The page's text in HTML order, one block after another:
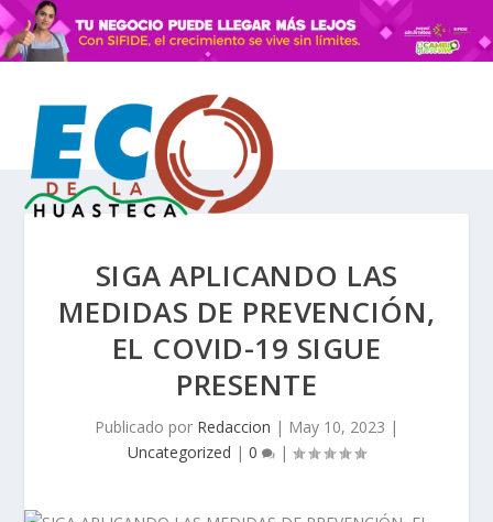
SIGA APLICANDO LAS
MEDIDAS DE PREVENCIÓN,
EL COVID-19 SIGUE
PRESENTE
Publicado por Redaccion | May 10, 2023 |
Uncategorized | 0 |